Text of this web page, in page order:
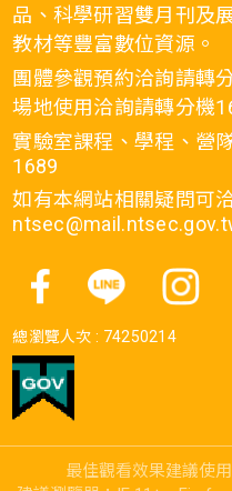
品、科學研習雙月刊及
教材等豐富數位資源。
團體參觀預約洽詢請轉
場地使用洽詢請轉分機
實驗室課程、學程、營
1689
如有本網站相關疑問可
總瀏覽人次 : 74250214
最佳觀看效果建議使